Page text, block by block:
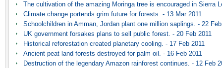
The cultivation of the amazing Moringa tree is encouraged in Sierra
Climate change portends grim future for forests. - 13 Mar 2011
Schoolchildren in Amman, Jordan plant one million saplings. - 22
UK government forsakes plans to sell public forest. - 20 Feb 2011
Historical reforestation created planetary cooling. - 17 Feb 2011
Ancient peat land forests destroyed for palm oil. - 16 Feb 2011
Destruction of the legendary Amazon rainforest continues. - 12 Feb